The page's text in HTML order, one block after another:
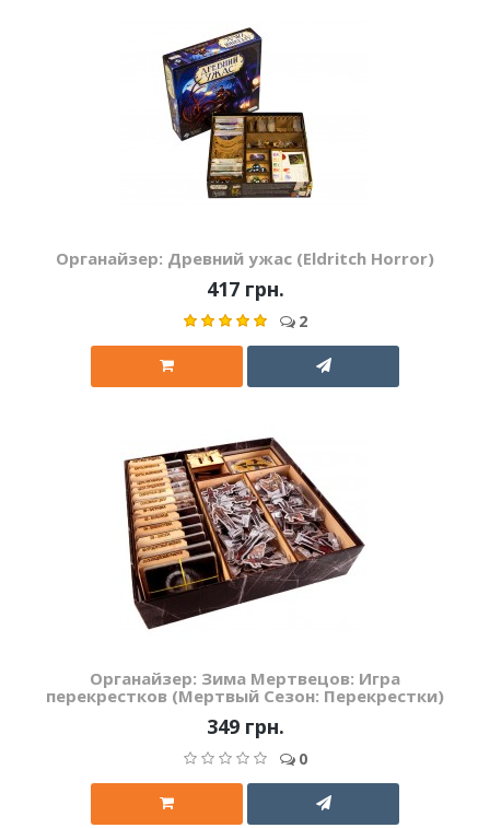
Органайзер: Древний ужас (Eldritch Horror)
417 грн.
2
Органайзер: Зима Мертвецов: Игра
перекрестков (Мертвый Сезон: Перекрестки)
349 грн.
0